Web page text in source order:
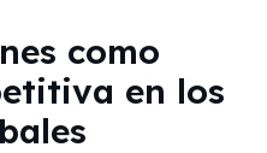
como
en los